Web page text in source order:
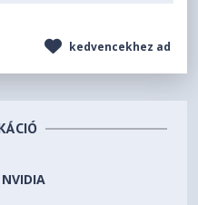
kedvencekhez ad
NVIDIA